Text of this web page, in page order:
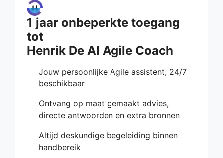
1 jaar onbeperkte toegang
tot
Henrik De AI Agile Coach
Jouw persoonlijke Agile assistent, 24/7
beschikbaar
Ontvang op maat gemaakt advies,
directe antwoorden en extra bronnen
Altijd deskundige begeleiding binnen
handbereik